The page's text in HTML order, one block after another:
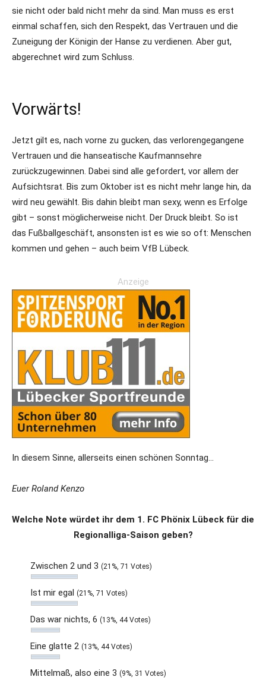
sie nicht oder bald nicht mehr da sind. Man muss es erst
einmal schaffen, sich den Respekt, das Vertrauen und die
Zuneigung der Königin der Hanse zu verdienen. Aber gut,
abgerechnet wird zum Schluss.
Vorwärts!
Jetzt gilt es, nach vorne zu gucken, das verlorengegangene
Vertrauen und die hanseatische Kaufmannsehre
zurückzugewinnen. Dabei sind alle gefordert, vor allem der
Aufsichtsrat. Bis zum Oktober ist es nicht mehr lange hin, da
wird neu gewählt. Bis dahin bleibt man sexy, wenn es Erfolge
gibt – sonst möglicherweise nicht. Der Druck bleibt. So ist
das Fußballgeschäft, ansonsten ist es wie so oft: Menschen
kommen und gehen – auch beim VfB Lübeck.
Anzeige
In diesem Sinne, allerseits einen schönen Sonntag…
Euer Roland Kenzo
Welche Note würdet ihr dem 1. FC Phönix Lübeck für die
Regionalliga-Saison geben?
Zwischen 2 und 3 (21%, 71 Votes)
Ist mir egal (21%, 71 Votes)
Das war nichts, 6 (13%, 44 Votes)
Eine glatte 2 (13%, 44 Votes)
Mittelmaß, also eine 3 (9%, 31 Votes)